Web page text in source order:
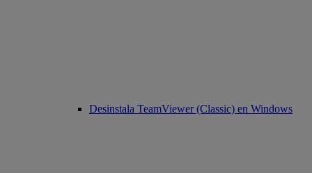
Desinstala TeamViewer (Classic) en Windows